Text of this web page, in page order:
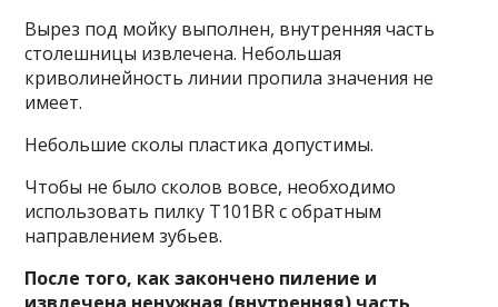
Вырез под мойку выполнен, внутренняя часть
столешницы извлечена. Небольшая
криволинейность линии пропила значения не
имеет.
Небольшие сколы пластика допустимы.
Чтобы не было сколов вовсе, необходимо
использовать пилку T101BR с обратным
направлением зубьев.
После того, как закончено пиление и